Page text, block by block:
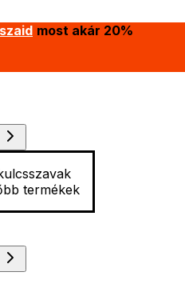
most akár 20%
termékek